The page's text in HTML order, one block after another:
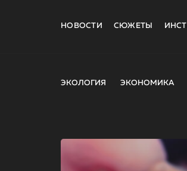
НОВОСТИ СЮЖЕТЫ
ЭКОЛОГИЯ ЭКОНОМИКА